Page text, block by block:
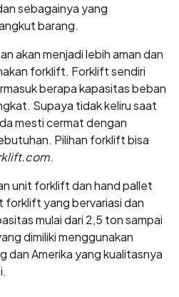
sebagainya yang
barang.
akan menjadi lebih aman dan
forklift. Forklift sendiri
berapa kapasitas beban
Supaya tidak keliru saat
mesti cermat dengan
Pilihan forklift bisa
.
unit forklift dan hand pallet
yang bervariasi dan
mulai dari 2,5 ton sampai
dimiliki menggunakan
dan Amerika yang kualitasnya